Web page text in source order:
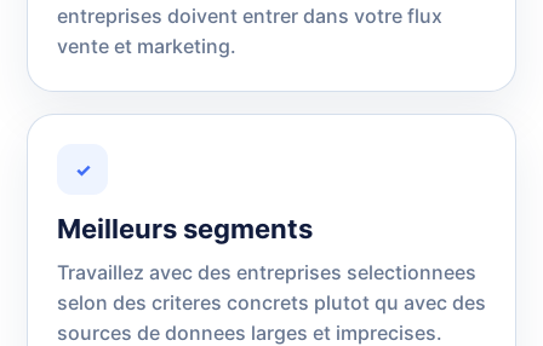
entreprises doivent entrer dans votre flux
vente et marketing.
✓
Meilleurs segments
Travaillez avec des entreprises selectionnees
selon des criteres concrets plutot qu avec des
sources de donnees larges et imprecises.